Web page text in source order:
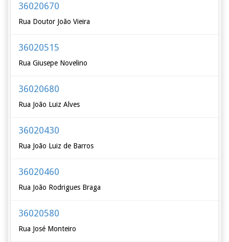
36020670
Rua Doutor João Vieira
36020515
Rua Giusepe Novelino
36020680
Rua João Luiz Alves
36020430
Rua João Luiz de Barros
36020460
Rua João Rodrigues Braga
36020580
Rua José Monteiro